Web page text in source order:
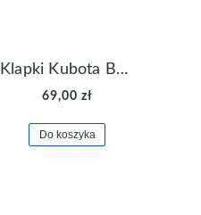
Klapki Kubota Basenowe Gel Czarne
69,00 zł
Do koszyka